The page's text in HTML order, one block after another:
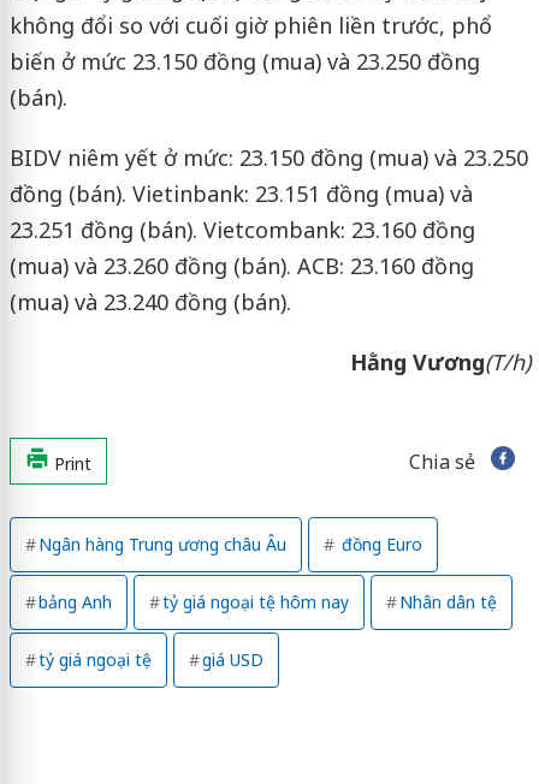
không đổi so với cuối giờ phiên liền trước, phổ
biến ở mức 23.150 đồng (mua) và 23.250 đồng
(bán).
BIDV niêm yết ở mức: 23.150 đồng (mua) và 23.250
đồng (bán). Vietinbank: 23.151 đồng (mua) và
23.251 đồng (bán). Vietcombank: 23.160 đồng
(mua) và 23.260 đồng (bán). ACB: 23.160 đồng
(mua) và 23.240 đồng (bán).
Hằng Vương(T/h)
Print Chia sẻ
Ngân hàng Trung ương châu Âu đồng Euro
bảng Anh tỷ giá ngoại tệ hôm nay Nhân dân tệ
tỷ giá ngoại tệ giá USD